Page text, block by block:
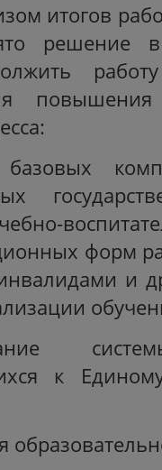
итогов
решение
повышения
форм
и
к